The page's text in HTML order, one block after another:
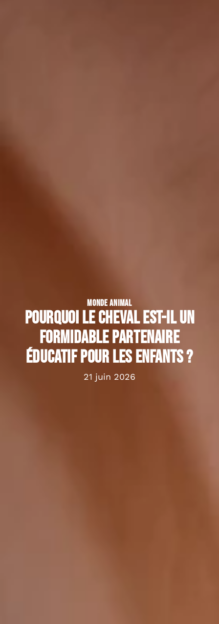
MONDE ANIMAL
Pourquoi le cheval est-il un
formidable partenaire
éducatif pour les enfants ?
21 juin 2026